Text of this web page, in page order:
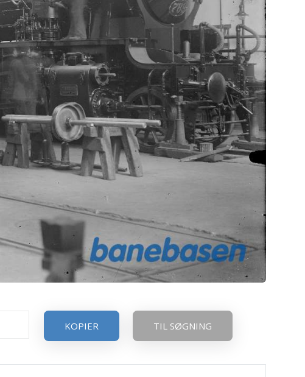
KOPIER
TIL SØGNING